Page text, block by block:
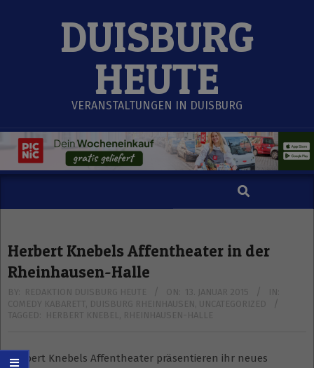
DUISBURG
HEUTE
VERANSTALTUNGEN IN DUISBURG
Search
Herbert Knebels Affentheater in der
Rheinhausen-Halle
BY: REDAKTION DUISBURG HEUTE ON: 13. JANUAR 2015
IN:
COMEDY KABARETT
DUISBURG RHEINHAUSEN UNCATEGORIZED
TAGGED:
HERBERT KNEBEL RHEINHAUSEN-HALLE
Herbert Knebels Affentheater präsentieren ihr neues